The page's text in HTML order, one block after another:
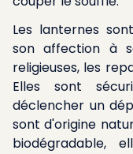
Les lanternes
son affection à
religieuses, les
Elles sont
déclencher un
sont d'origine
biodégradable,